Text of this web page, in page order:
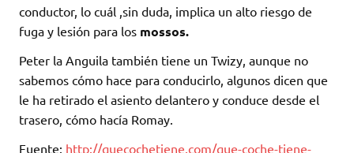
conductor, lo cuál ,sin duda, implica un alto riesgo de
fuga y lesión para los mossos.
Peter la Anguila también tiene un Twizy, aunque no
sabemos cómo hace para conducirlo, algunos dicen que
le ha retirado el asiento delantero y conduce desde el
trasero, cómo hacía Romay.
Fuente: http://quecochetiene.com/que-coche-tiene-